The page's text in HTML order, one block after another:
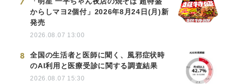
からしマヨ2個付」2026年8月24日(月)新
発売
2026.08.07 13:00
8
全国の生活者と医師に聞く、風邪症状時
のAI利用と医療受診に関する調査結果
2026.08.07 15:30